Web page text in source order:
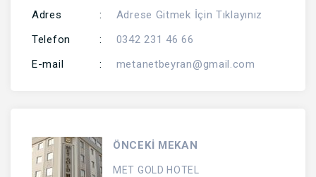
Adres :
Adrese Gitmek İçin Tıklayınız
Telefon
:
0342 231 46 66
E-mail
: metanetbeyran@gmail.com
ÖNCEKİ MEKAN
MET GOLD HOTEL